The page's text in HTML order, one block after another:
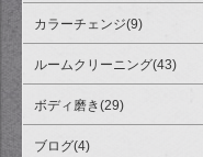
カラーチェンジ(9)
ルームクリーニング(43)
ボディ磨き(29)
ブログ(4)